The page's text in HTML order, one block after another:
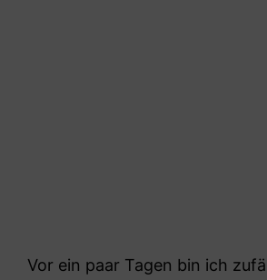
Vor ein paar Tagen bin ich